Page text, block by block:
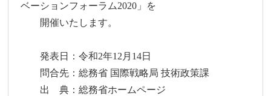
ベーションフォーラム2020」を
開催いたします。
発表日：令和2年12月14日
問合先：総務省 国際戦略局 技術政策課
出 典：総務省ホームページ